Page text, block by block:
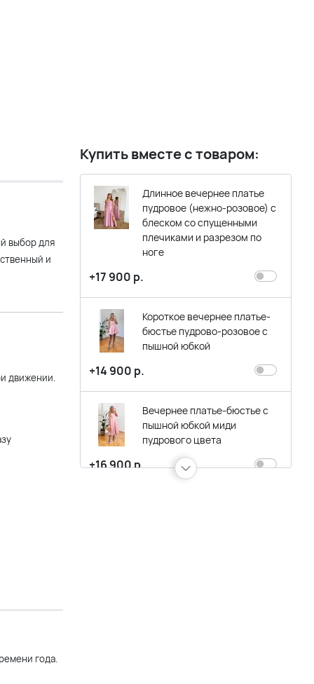
Купить вместе с товаром:
Длинное вечернее платье
пудровое (нежно-розовое) с
блеском со спущенными
плечиками и разрезом по
ноге
+17 900 р.
Короткое вечернее платье-
бюстье пудрово-розовое с
пышной юбкой
+14 900 р.
Вечернее платье-бюстье с
пышной юбкой миди
пудрового цвета
+16 900 р.
выбор для
и
движении.
года.